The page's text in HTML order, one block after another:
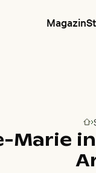
Magazin
Marie